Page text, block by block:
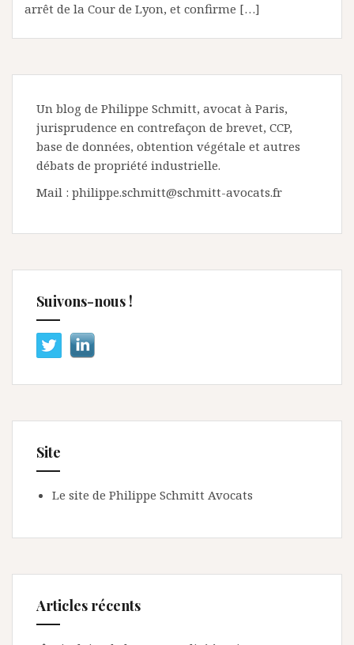
arrêt de la Cour de Lyon, et confirme […]
Un blog de Philippe Schmitt, avocat à Paris,
jurisprudence en contrefaçon de brevet, CCP,
base de données, obtention végétale et autres
débats de propriété industrielle.
Mail : philippe.schmitt@schmitt-avocats.fr
Suivons-nous !
Site
Le site de Philippe Schmitt Avocats
Articles récents